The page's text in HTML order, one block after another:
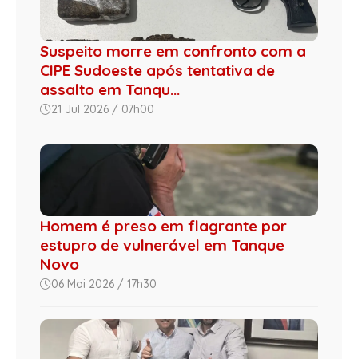
Suspeito morre em confronto com a
CIPE Sudoeste após tentativa de
assalto em Tanqu...
21 Jul 2026 / 07h00
Homem é preso em flagrante por
estupro de vulnerável em Tanque
Novo
06 Mai 2026 / 17h30